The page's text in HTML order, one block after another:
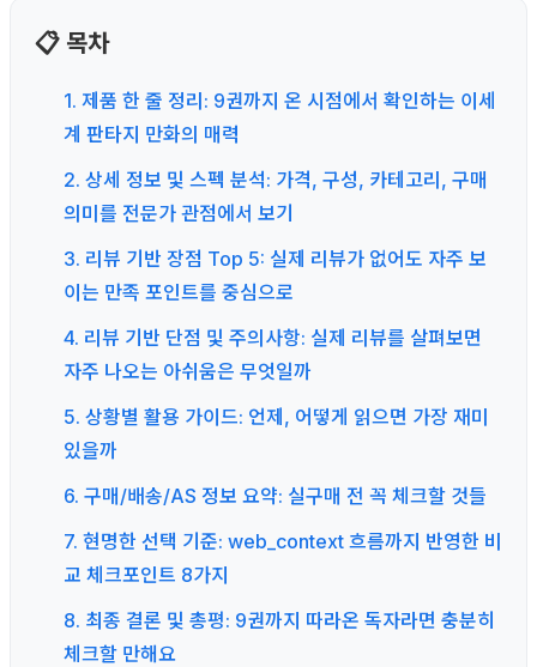
📋 목차
1. 제품 한 줄 정리: 9권까지 온 시점에서 확인하는 이세
계 판타지 만화의 매력
2. 상세 정보 및 스펙 분석: 가격, 구성, 카테고리, 구매
의미를 전문가 관점에서 보기
3. 리뷰 기반 장점 Top 5: 실제 리뷰가 없어도 자주 보
이는 만족 포인트를 중심으로
4. 리뷰 기반 단점 및 주의사항: 실제 리뷰를 살펴보면
자주 나오는 아쉬움은 무엇일까
5. 상황별 활용 가이드: 언제, 어떻게 읽으면 가장 재미
있을까
6. 구매/배송/AS 정보 요약: 실구매 전 꼭 체크할 것들
7. 현명한 선택 기준: web_context 흐름까지 반영한 비
교 체크포인트 8가지
8. 최종 결론 및 총평: 9권까지 따라온 독자라면 충분히
체크할 만해요